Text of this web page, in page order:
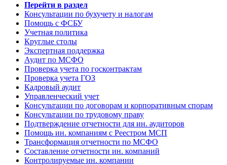
Перейти в раздел
Консультации по бухучету и налогам
Помощь с ФСБУ
Учетная политика
Круглые столы
Экспертная поддержка
Аудит по МСФО
Проверка учета по госконтрактам
Проверка учета ГОЗ
Кадровый аудит
Управленческий учет
Консультации по договорам и корпоративным спорам
Консультации по трудовому праву
Подтверждение отчетности для ин. аудиторов
Помощь ин. компаниям с Реестром МСП
Трансформация отчетности по МСФО
Составление отчетности ин. компаний
Контролируемые ин. компании